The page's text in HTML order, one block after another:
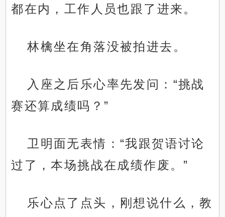
都在内，工作人员也跟了进来。
林檎坐在角落没被拍进去。
入座之后乐心率先发问：“挑战
赛还算成绩吗？”
卫明面无表情：“我跟贺语讨论
过了，本场挑战在成绩作废。”
乐心点了点头，刚想说什么，教